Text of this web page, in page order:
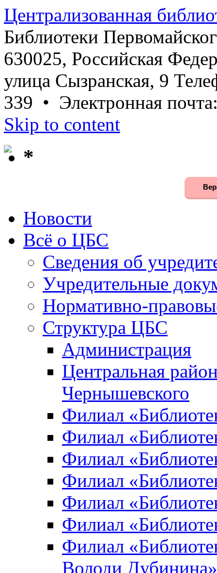
Централизованная
Библиотеки
630025, Российская
улица Сызранская, 9
339 • Электронная
Skip to content
*
Новости
Всё о ЦБС
Сведения об
Учредительные
Нормативно-
Структура ЦБС
Администрация
Центральная
Чернышевского
Филиал
Филиал
Филиал
Филиал
Филиал
Филиал
Филиал
Володи Дубинина»